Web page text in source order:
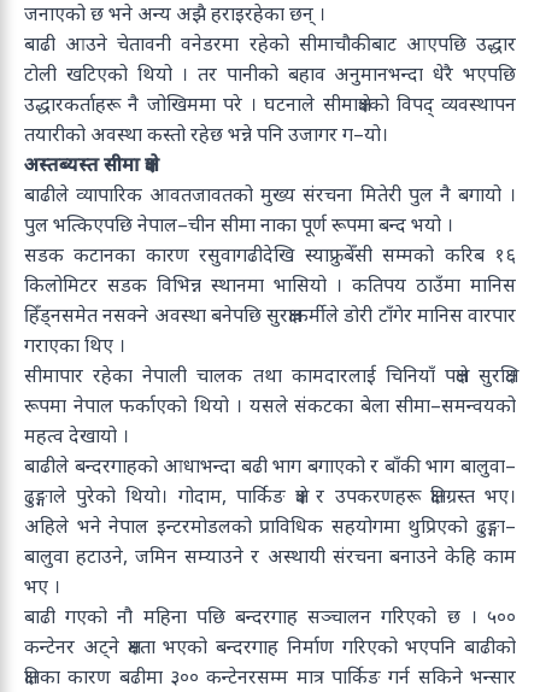
जनाएको छ भने अन्य अझै हराइरहेका छन् ।
बाढी आउने चेतावनी वनेडरमा रहेको सीमाचौकीबाट आएपछि उद्धार
टोली खटिएको थियो । तर पानीको बहाव अनुमानभन्दा धेरै भएपछि
उद्धारकर्ताहरू नै जोखिममा परे । घटनाले सीमाक्षेत्रको विपद् व्यवस्थापन
तयारीको अवस्था कस्तो रहेछ भन्ने पनि उजागर ग–यो।
अस्तब्यस्त सीमा क्षेत्र
बाढीले व्यापारिक आवतजावतको मुख्य संरचना मितेरी पुल नै बगायो ।
पुल भत्किएपछि नेपाल–चीन सीमा नाका पूर्ण रूपमा बन्द भयो ।
सडक कटानका कारण रसुवागढीदेखि स्याफ्रुबेँसी सम्मको करिब १६
किलोमिटर सडक विभिन्न स्थानमा भासियो । कतिपय ठाउँमा मानिस
हिँड्नसमेत नसक्ने अवस्था बनेपछि सुरक्षाकर्मीले डोरी टाँगेर मानिस वारपार
गराएका थिए ।
सीमापार रहेका नेपाली चालक तथा कामदारलाई चिनियाँ पक्षले सुरक्षित
रूपमा नेपाल फर्काएको थियो । यसले संकटका बेला सीमा–समन्वयको
महत्व देखायो ।
बाढीले बन्दरगाहको आधाभन्दा बढी भाग बगाएको र बाँकी भाग बालुवा–
ढुङ्गाले पुरेको थियो। गोदाम, पार्किङ क्षेत्र र उपकरणहरू क्षतिग्रस्त भए।
अहिले भने नेपाल इन्टरमोडलको प्राविधिक सहयोगमा थुप्रिएको ढुङ्गा–
बालुवा हटाउने, जमिन सम्याउने र अस्थायी संरचना बनाउने केहि काम
भए ।
बाढी गएको नौ महिना पछि बन्दरगाह सञ्चालन गरिएको छ । ५००
कन्टेनर अट्ने क्षमता भएको बन्दरगाह निर्माण गरिएको भएपनि बाढीको
क्षतिका कारण बढीमा ३०० कन्टेनरसम्म मात्र पार्किङ गर्न सकिने भन्सार